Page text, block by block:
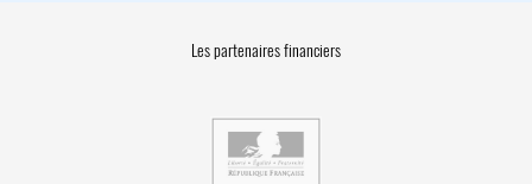
Les partenaires financiers